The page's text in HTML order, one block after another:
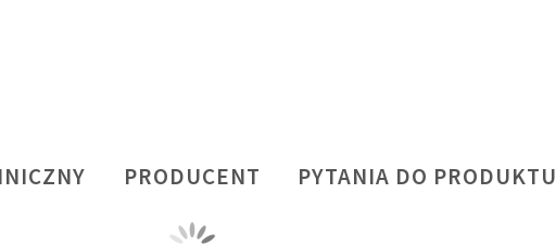
PRODUCENT PYTANIA DO PRODUKTU